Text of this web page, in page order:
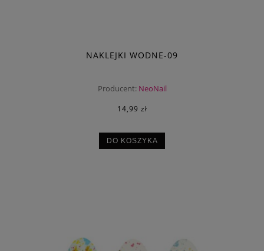
NAKLEJKI WODNE-09
Producent: NeoNail
14,99 zł
DO KOSZYKA